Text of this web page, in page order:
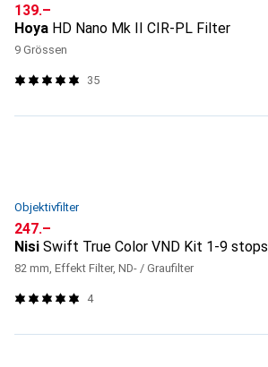
CHF
139.–
Hoya HD Nano Mk II CIR-PL Filter
9 Grössen
35
Objektivfilter
CHF
247.–
Nisi Swift True Color VND Kit 1-9 stops
82 mm, Effekt Filter, ND- / Graufilter
4